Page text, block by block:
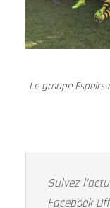
Le groupe Espoirs
Suivez
Facebook